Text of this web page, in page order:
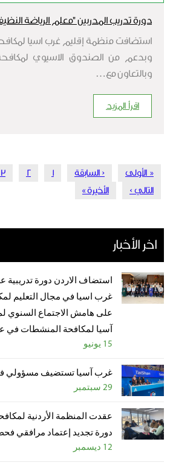
دورة تدريب المدربين "معلم الرياضة
استضافت منظمة إقليم غرب اسيا
وبدعم من الصندوق الاسيوي
وبالتعاون مع…
اقرأ المزيد
Pagination
First
page
« الأولى
Previous
page
‹ السابقة الصفحة1 الصفحة
2
3
الصفحة
التالي ›
Last
الأخيرة »
اخر الأخبار
استضاف الاردن دورة تدريبية
غرب اسيا في مجال التعليم
على هامش الاجتماع السنوي
آسيا لمكافحة المنشطات في
15 يونيو
غرب آسيا تستضيف مسؤولي
29 سبتمبر
عقدت المنظمة الأردنية
دورة تجديد إعتماد مرافقي
12 ديسمبر